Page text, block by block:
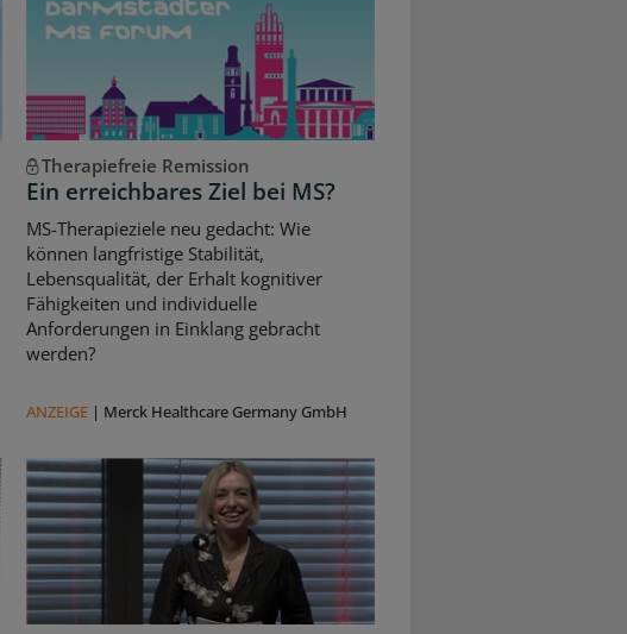
Therapiefreie Remission
Ein erreichbares Ziel bei MS?
MS-Therapieziele neu gedacht: Wie
können langfristige Stabilität,
Lebensqualität, der Erhalt kognitiver
Fähigkeiten und individuelle
Anforderungen in Einklang gebracht
werden?
ANZEIGE| Merck Healthcare Germany GmbH